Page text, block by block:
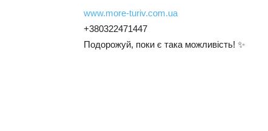
www.more-turiv.com.ua
+380322471447
Подорожуй, поки є така можливість! ✨